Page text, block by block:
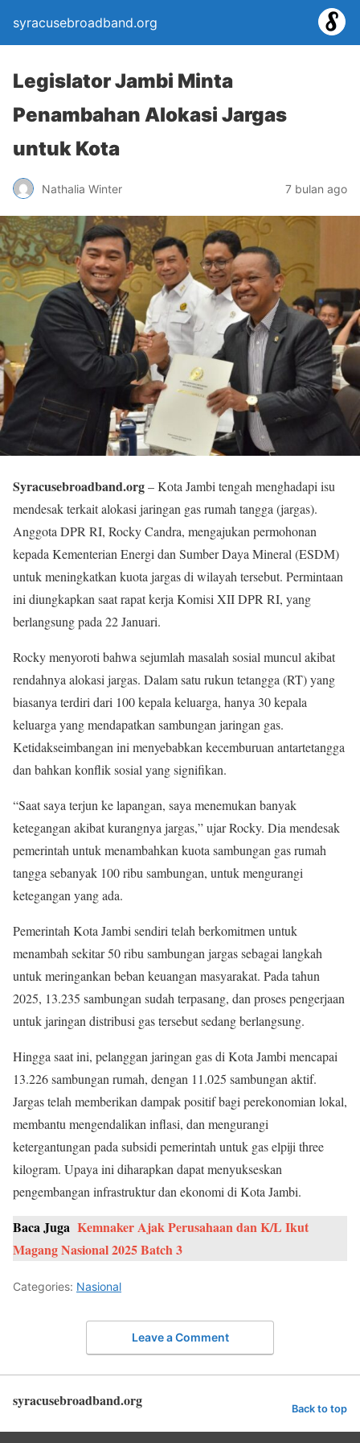
syracusebroadband.org
Legislator Jambi Minta
Penambahan Alokasi Jargas
untuk Kota
Nathalia Winter 7 bulan ago
Syracusebroadband.org– Kota Jambi tengah menghadapi isu
mendesak terkait alokasi jaringan gas rumah tangga (jargas).
Anggota DPR RI, Rocky Candra, mengajukan permohonan
kepada Kementerian Energi dan Sumber Daya Mineral (ESDM)
untuk meningkatkan kuota jargas di wilayah tersebut. Permintaan
ini diungkapkan saat rapat kerja Komisi XII DPR RI, yang
berlangsung pada 22 Januari.
Rocky menyoroti bahwa sejumlah masalah sosial muncul akibat
rendahnya alokasi jargas. Dalam satu rukun tetangga (RT) yang
biasanya terdiri dari 100 kepala keluarga, hanya 30 kepala
keluarga yang mendapatkan sambungan jaringan gas.
Ketidakseimbangan ini menyebabkan kecemburuan antartetangga
dan bahkan konflik sosial yang signifikan.
“Saat saya terjun ke lapangan, saya menemukan banyak
ketegangan akibat kurangnya jargas,” ujar Rocky. Dia mendesak
pemerintah untuk menambahkan kuota sambungan gas rumah
tangga sebanyak 100 ribu sambungan, untuk mengurangi
ketegangan yang ada.
Pemerintah Kota Jambi sendiri telah berkomitmen untuk
menambah sekitar 50 ribu sambungan jargas sebagai langkah
untuk meringankan beban keuangan masyarakat. Pada tahun
2025, 13.235 sambungan sudah terpasang, dan proses pengerjaan
untuk jaringan distribusi gas tersebut sedang berlangsung.
Hingga saat ini, pelanggan jaringan gas di Kota Jambi mencapai
13.226 sambungan rumah, dengan 11.025 sambungan aktif.
Jargas telah memberikan dampak positif bagi perekonomian lokal,
membantu mengendalikan inflasi, dan mengurangi
ketergantungan pada subsidi pemerintah untuk gas elpiji three
kilogram. Upaya ini diharapkan dapat menyukseskan
pengembangan infrastruktur dan ekonomi di Kota Jambi.
Baca Juga Kemnaker Ajak Perusahaan dan K/L Ikut
Magang Nasional 2025 Batch 3
Categories: Nasional
Leave a Comment
syracusebroadband.org Back to top